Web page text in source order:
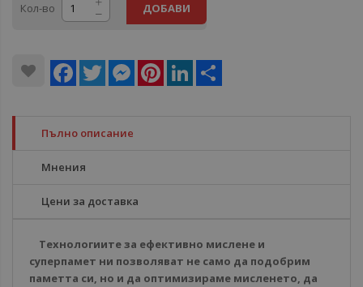
Кол-во ДОБАВИ
Facebook
Twitter MessengerPinterestLinkedIn
Пълно описание
Мнения
Цени за доставка
Технологиите за ефективно мислене и
суперпамет ни позволяват не само да подобрим
паметта си, но и да оптимизираме мисленето, да